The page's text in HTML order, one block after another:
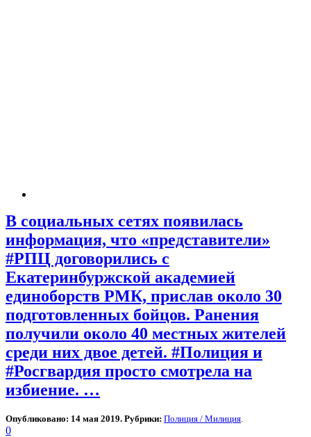
В социальных сетях появилась
информация, что «представители»
#РПЦ договорились с
Екатеринбуржской академией
единоборств РМК, прислав около 30
подготовленных бойцов. Ранения
получили около 40 местных жителей
среди них двое детей. #Полиция и
#Росгвардия просто смотрела на
избиение. …
Опубликовано: 14 мая 2019. Рубрики: Полиция / Милиция
0